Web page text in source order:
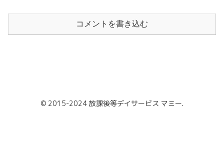
コメントを書き込む
© 2015-2024 放課後等デイサービス マミー.